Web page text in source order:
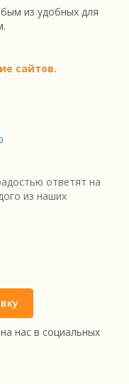
из удобных для
сайтов.
ответят на
из наших
нас в социальных